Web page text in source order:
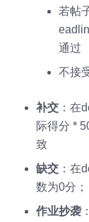
若帖
通过
不接
补交 ：在
际得分 *
致
缺交 ：在
数为0分；
作业抄袭